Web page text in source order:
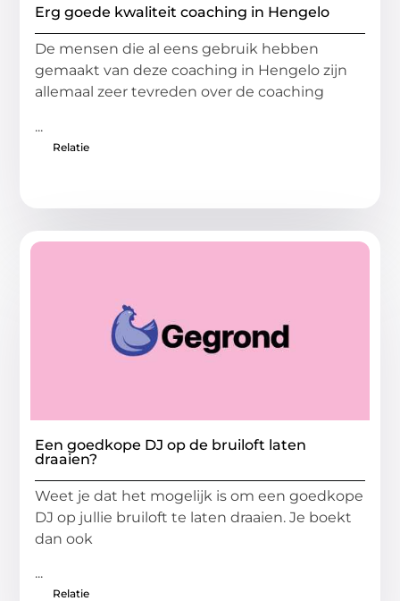
Erg goede kwaliteit coaching in Hengelo
De mensen die al eens gebruik hebben
gemaakt van deze coaching in Hengelo zijn
allemaal zeer tevreden over de coaching
...
Relatie
Een goedkope DJ op de bruiloft laten
draaien?
Weet je dat het mogelijk is om een goedkope
DJ op jullie bruiloft te laten draaien. Je boekt
dan ook
...
Relatie